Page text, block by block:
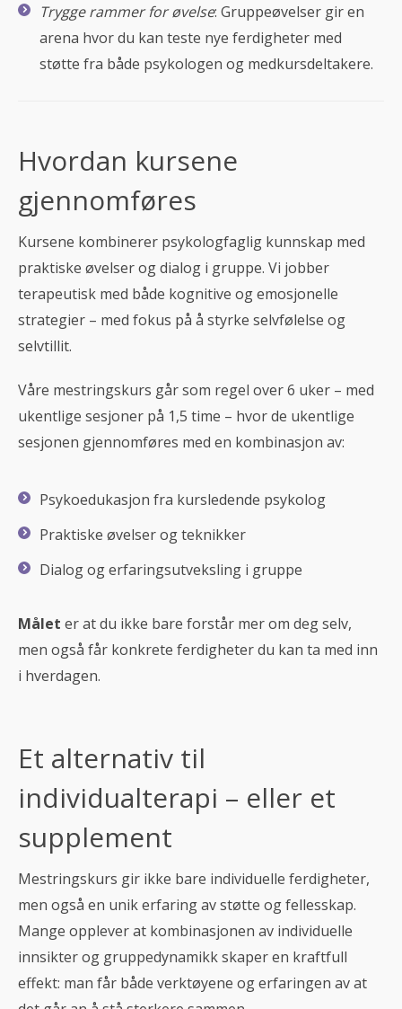
Trygge rammer for øvelse: Gruppeøvelser gir en
arena hvor du kan teste nye ferdigheter med
støtte fra både psykologen og medkursdeltakere.
Hvordan kursene
gjennomføres
Kursene kombinerer psykologfaglig kunnskap med
praktiske øvelser og dialog i gruppe. Vi jobber
terapeutisk med både kognitive og emosjonelle
strategier – med fokus på å styrke selvfølelse og
selvtillit.
Våre mestringskurs går som regel over 6 uker – med
ukentlige sesjoner på 1,5 time – hvor de ukentlige
sesjonen gjennomføres med en kombinasjon av:
Psykoedukasjon fra kursledende psykolog
Praktiske øvelser og teknikker
Dialog og erfaringsutveksling i gruppe
Målet er at du ikke bare forstår mer om deg selv,
men også får konkrete ferdigheter du kan ta med inn
i hverdagen.
Et alternativ til
individualterapi – eller et
supplement
Mestringskurs gir ikke bare individuelle ferdigheter,
men også en unik erfaring av støtte og fellesskap.
Mange opplever at kombinasjonen av individuelle
innsikter og gruppedynamikk skaper en kraftfull
effekt: man får både verktøyene og erfaringen av at